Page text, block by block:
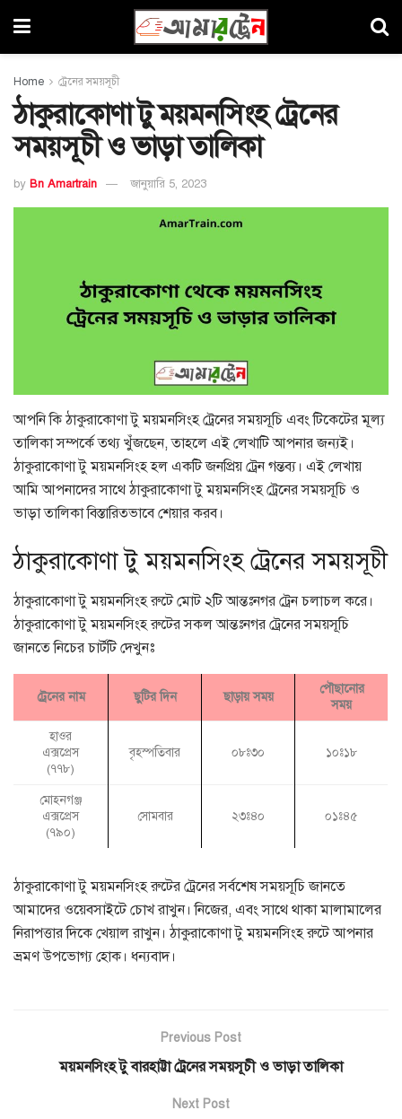
Home ট্রেনের সময়সূচী
ঠাকুরাকোণা টু ময়মনসিংহ ট্রেনের
সময়সূচী ও ভাড়া তালিকা
by Bn Amartrain জানুয়ারি 5, 2023
আপনি কি ঠাকুরাকোণা টু ময়মনসিংহ ট্রেনের সময়সূচি এবং টিকেটের মূল্য
তালিকা সম্পর্কে তথ্য খুঁজছেন, তাহলে এই লেখাটি আপনার জন্যই।
ঠাকুরাকোণা টু ময়মনসিংহ হল একটি জনপ্রিয় ট্রেন গন্তব্য। এই লেখায়
আমি আপনাদের সাথে ঠাকুরাকোণা টু ময়মনসিংহ ট্রেনের সময়সূচি ও
ভাড়া তালিকা বিস্তারিতভাবে শেয়ার করব।
ঠাকুরাকোণা টু ময়মনসিংহ ট্রেনের সময়সূচী
ঠাকুরাকোণা টু ময়মনসিংহ রুটে মোট ২টি আন্তঃনগর ট্রেন চলাচল করে।
ঠাকুরাকোণা টু ময়মনসিংহ রুটের সকল আন্তঃনগর ট্রেনের সময়সূচি
জানতে নিচের চার্টটি দেখুনঃ
ট্রেনের নাম ছুটির দিন ছাড়ায় সময়
পৌছানোর
সময়
হাওর
এক্সপ্রেস
(৭৭৮)
বৃহস্পতিবার ০৮ঃ৩০ ১০ঃ১৮
মোহনগঞ্জ
এক্সপ্রেস
(৭৯০)
সোমবার ২৩ঃ৪০ ০১ঃ৪৫
ঠাকুরাকোণা টু ময়মনসিংহ রুটের ট্রেনের সর্বশেষ সময়সূচি জানতে
আমাদের ওয়েবসাইটে চোখ রাখুন। নিজের, এবং সাথে থাকা মালামালের
নিরাপত্তার দিকে খেয়াল রাখুন। ঠাকুরাকোণা টু ময়মনসিংহ রুটে আপনার
ভ্রমণ উপভোগ্য হোক। ধন্যবাদ।
Previous Post
ময়মনসিংহ টু বারহাট্টা ট্রেনের সময়সূচী ও ভাড়া তালিকা
Next Post